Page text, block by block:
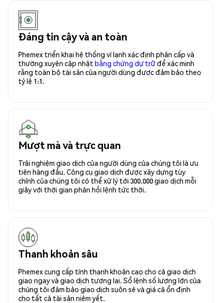
Đáng tin cậy và an toàn
Phemex triển khai hệ thống ví lạnh xác định phân cấp và
thường xuyên cập nhật bằng chứng dự trữđể xác minh
rằng toàn bộ tài sản của người dùng được đảm bảo theo
tỷ lệ 1:1.
Mượt mà và trực quan
Trải nghiệm giao dịch của người dùng của chúng tôi là ưu
tiên hàng đầu. Công cụ giao dịch được xây dựng tùy
chỉnh của chúng tôi có thể xử lý tới 300.000 giao dịch mỗi
giây với thời gian phản hồi lệnh tức thời.
Thanh khoản sâu
Phemex cung cấp tính thanh khoản cao cho cả giao dịch
giao ngay và giao dịch tương lai. Sổ lệnh số lượng lớn của
chúng tôi đảm bảo giao dịch suôn sẻ và giá cả ổn định
cho tất cả tài sản niêm yết.